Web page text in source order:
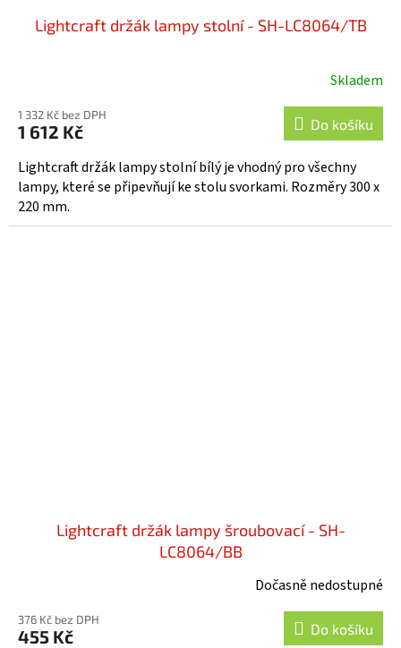
Lightcraft držák lampy stolní - SH-LC8064/TB
Skladem
1 332 Kč bez DPH
1 612 Kč Do košíku
Lightcraft držák lampy stolní bílý je vhodný pro všechny
lampy, které se připevňují ke stolu svorkami. Rozměry 300 x
220 mm.
Lightcraft držák lampy šroubovací - SH-
LC8064/BB
Dočasně nedostupné
376 Kč bez DPH
455 Kč Do košíku